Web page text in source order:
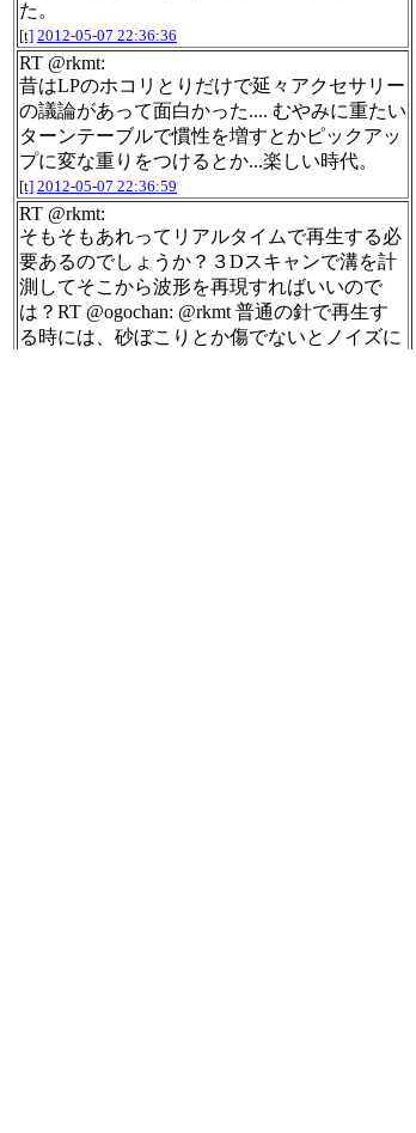
た。
[t] 2012-05-07 22:36:36
RT @rkmt:
昔はLPのホコリとりだけで延々アクセサリー
の議論があって面白かった.... むやみに重たい
ターンテーブルで慣性を増すとかピックアッ
プに変な重りをつけるとか...楽しい時代。
[t] 2012-05-07 22:36:59
RT @rkmt:
そもそもあれってリアルタイムで再生する必
要あるのでしょうか？３Dスキャンで溝を計
測してそこから波形を再現すればいいので
は？RT @ogochan: @rkmt 普通の針で再生す
る時には、砂ぼこりとか傷でないとノイズに